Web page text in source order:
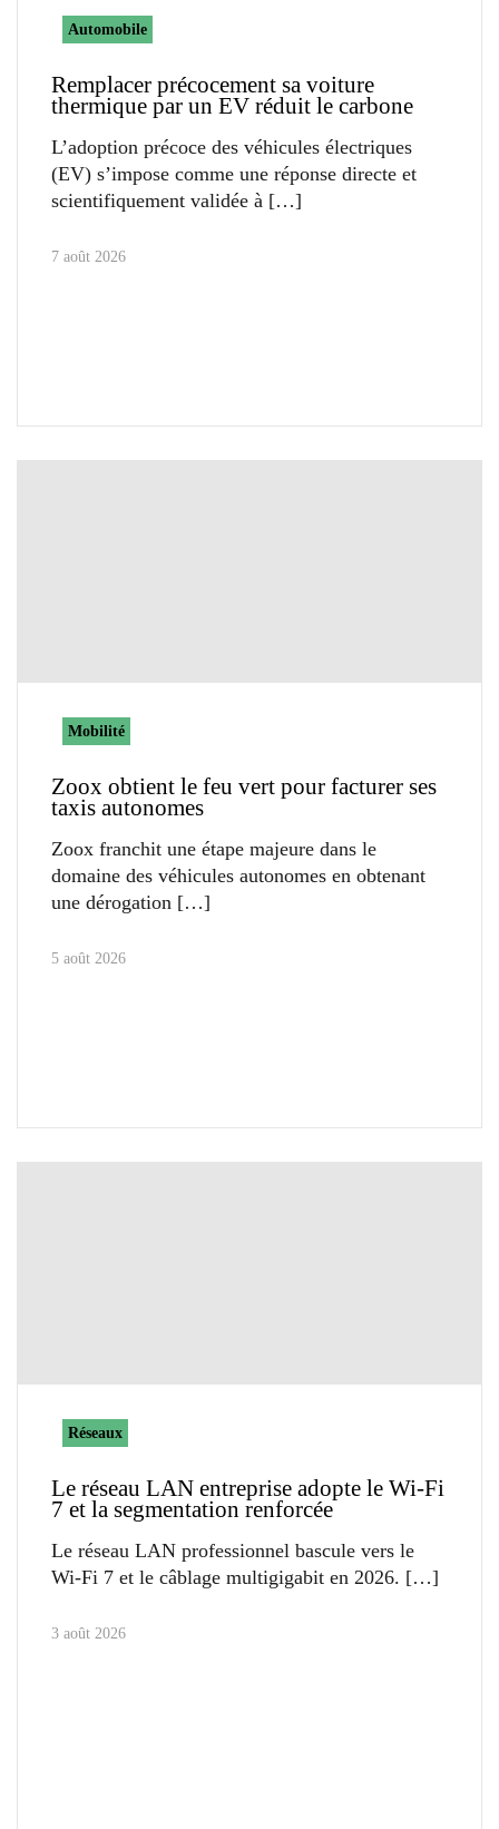
Automobile
Remplacer précocement sa voiture
thermique par un EV réduit le carbone
L’adoption précoce des véhicules électriques
(EV) s’impose comme une réponse directe et
scientifiquement validée à
7 août 2026
Mobilité
Zoox obtient le feu vert pour facturer ses
taxis autonomes
Zoox franchit une étape majeure dans le
domaine des véhicules autonomes en obtenant
une dérogation
5 août 2026
Réseaux
Le réseau LAN entreprise adopte le Wi-Fi
7 et la segmentation renforcée
Le réseau LAN professionnel bascule vers le
Wi-Fi 7 et le câblage multigigabit en 2026.
3 août 2026